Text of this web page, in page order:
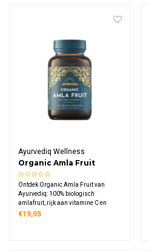
Ayurvediq Wellness
Organic Amla Fruit
Capsules
Ontdek Organic Amla Fruit van
Ayurvediq: 100% biologisch
amlafruit, rijk aan vitamine C en
antioxidanten. Puur, vegan en zonder
€19,95